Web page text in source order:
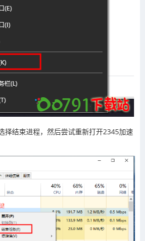
择结束进程，然后尝试重新打开2345加速